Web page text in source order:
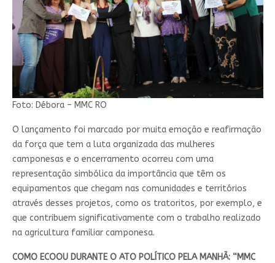
Foto: Débora – MMC RO
O lançamento foi marcado por muita emoção e reafirmação
da força que tem a luta organizada das mulheres
camponesas e o encerramento ocorreu com uma
representação simbólica da importância que têm os
equipamentos que chegam nas comunidades e territórios
através desses projetos, como os tratoritos, por exemplo, e
que contribuem significativamente com o trabalho realizado
na agricultura familiar camponesa.
COMO ECOOU DURANTE O ATO POLÍTICO PELA MANHÃ: “MMC